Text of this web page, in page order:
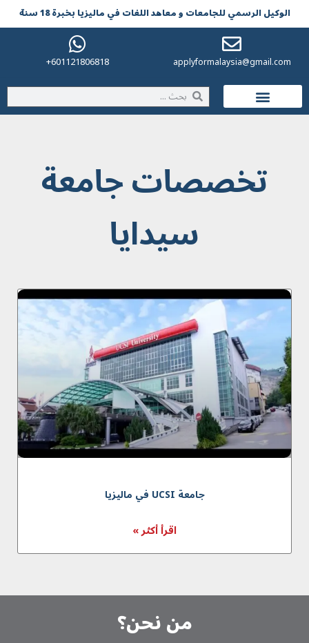
الوکیل الرسمي للجامعات و معاهد اللغات في مالیزیا بخبرة 18 سنة
applyformalaysia@gmail.com
601121806818+
تخصصات جامعة
سيدايا
جامعة UCSI في مالیزیا
اقرأ أكثر »
من نحن؟